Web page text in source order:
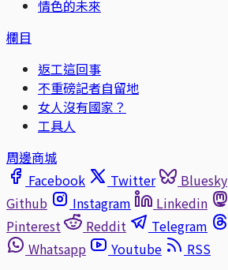
情色的未來
欄目
返工這回事
不重磅記者自留地
女人沒有國家？
工具人
周邊商城
Facebook
Twitter Bluesky
Github
Instagram Linkedin
Pinterest
Reddit Telegram
Whatsapp
Youtube
RSS